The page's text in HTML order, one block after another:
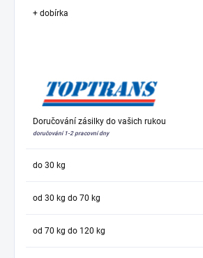
+ dobírka
Doručování zásilky do vašich rukou
doručování 1-2 pracovní dny
do 30 kg
od 30 kg do 70 kg
od 70 kg do 120 kg